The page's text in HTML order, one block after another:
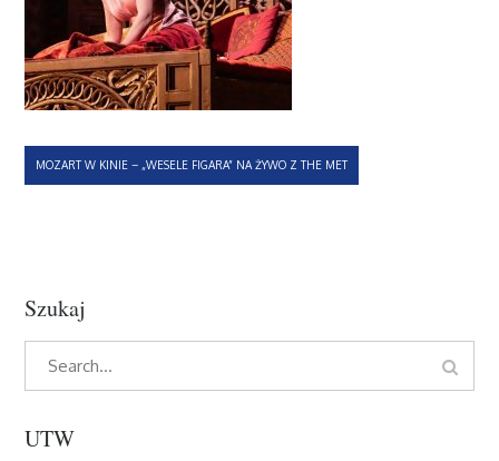
Nawigacja
MOZART W KINIE – „WESELE FIGARA” NA ŻYWO Z THE MET
Szukaj
Search
UTW